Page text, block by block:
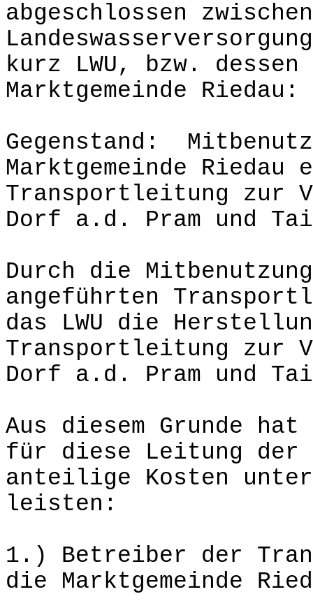
abgeschlossen
kurz LWU, bzw.
Marktgemeinde Riedau:
Gegenstand:
Marktgemeinde
Transportleitung zur
Dorf a.d. Pram und
Durch die
angeführten
das LWU die
Transportleitung zur
Dorf a.d. Pram und
Aus diesem Grunde
für diese Leitung der
anteilige Kosten unter
leisten:
1.) Betreiber der
die Marktgemeinde